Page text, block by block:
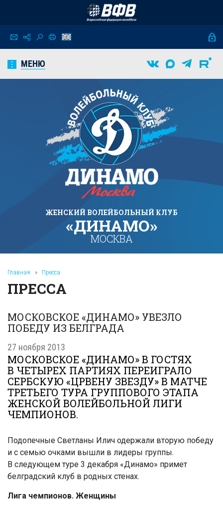
МЕНЮ
ЖЕНСКИЙ ВОЛЕЙБОЛЬНЫЙ КЛУБ
«ДИНАМО»
МОСКВА
Главная » Пресса
ПРЕССА
МОСКОВСКОЕ «ДИНАМО» УВЕЗЛО
ПОБЕДУ ИЗ БЕЛГРАДА
27 ноября 2013
МОСКОВСКОЕ «ДИНАМО» В ГОСТЯХ
В ЧЕТЫРЕХ ПАРТИЯХ ПЕРЕИГРАЛО
СЕРБСКУЮ «ЦРВЕНУ ЗВЕЗДУ» В МАТЧЕ
ТРЕТЬЕГО ТУРА ГРУППОВОГО ЭТАПА
ЖЕНСКОЙ ВОЛЕЙБОЛЬНОЙ ЛИГИ
ЧЕМПИОНОВ.
Подопечные Светланы Илич одержали вторую победу
и с семью очками вышли в лидеры группы.
В следующем туре 3 декабря «Динамо» примет
белградский клуб в родных стенах.
Лига чемпионов. Женщины